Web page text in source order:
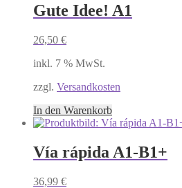
Gute Idee! A1
26,50 €
inkl. 7 % MwSt.
zzgl. Versandkosten
In den Warenkorb
Vía rápida A1-B1+
36,99 €